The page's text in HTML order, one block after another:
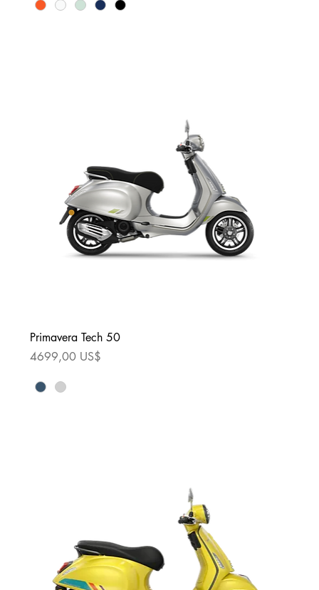
Primavera Tech 50
Precio
4699,00 US$